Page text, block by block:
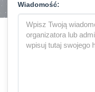
Wiadomość: